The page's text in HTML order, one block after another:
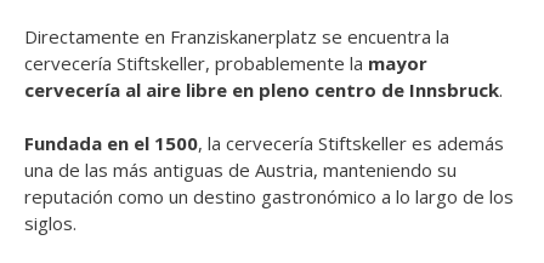
Directamente en Franziskanerplatz se encuentra la
cervecería Stiftskeller, probablemente la mayor
cervecería al aire libre en pleno centro de Innsbruck.
Fundada en el 1500, la cervecería Stiftskeller es además
una de las más antiguas de Austria, manteniendo su
reputación como un destino gastronómico a lo largo de los
siglos.